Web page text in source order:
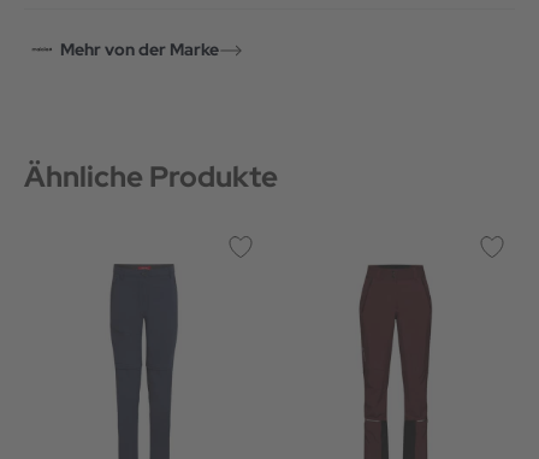
Mehr von der Marke
Ähnliche Produkte